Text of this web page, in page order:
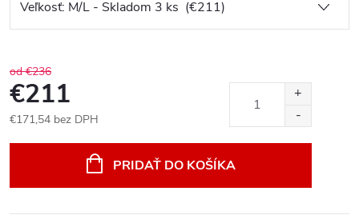
od €236
€211
€171,54 bez DPH
PRIDAŤ DO KOŠÍKA